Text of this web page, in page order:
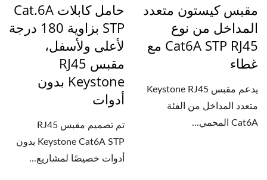
مقبس كيستون متعدد
المداخل من نوع
Cat6A STP RJ45 مع
غطاء
يدعم مقبس Keystone RJ45
متعدد المداخل من الفئة
Cat6A المحمي...
حامل كابلات Cat.6A
STP بزاوية 180 درجة
لأعلى ولأسفل،
مقبس RJ45
Keystone بدون
أدوات
تم تصميم مقبس RJ45
Keystone Cat6A STP بدون
أدوات خصيصًا لمشاريع...